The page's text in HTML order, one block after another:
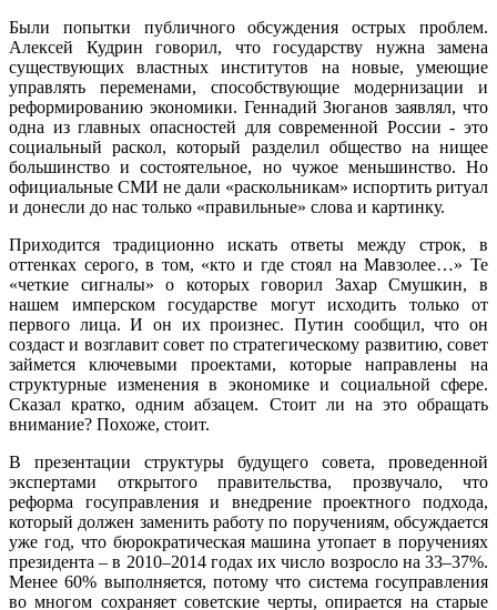
Были попытки публичного обсуждения острых проблем.
Алексей Кудрин говорил, что государству нужна замена
существующих властных институтов на новые, умеющие
управлять переменами, способствующие модернизации и
реформированию экономики. Геннадий Зюганов заявлял, что
одна из главных опасностей для современной России - это
социальный раскол, который разделил общество на нищее
большинство и состоятельное, но чужое меньшинство. Но
официальные СМИ не дали «раскольникам» испортить ритуал
и донесли до нас только «правильные» слова и картинку.
Приходится традиционно искать ответы между строк, в
оттенках серого, в том, «кто и где стоял на Мавзолее…» Те
«четкие сигналы» о которых говорил Захар Смушкин, в
нашем имперском государстве могут исходить только от
первого лица. И он их произнес. Путин сообщил, что он
создаст и возглавит совет по стратегическому развитию, совет
займется ключевыми проектами, которые направлены на
структурные изменения в экономике и социальной сфере.
Сказал кратко, одним абзацем. Стоит ли на это обращать
внимание? Похоже, стоит.
В презентации структуры будущего совета, проведенной
экспертами открытого правительства, прозвучало, что
реформа госуправления и внедрение проектного подхода,
который должен заменить работу по поручениям, обсуждается
уже год, что бюрократическая машина утопает в поручениях
президента – в 2010–2014 годах их число возросло на 33–37%.
Менее 60% выполняется, потому что система госуправления
во многом сохраняет советские черты, опирается на старые